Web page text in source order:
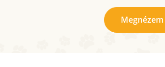
Megnézem